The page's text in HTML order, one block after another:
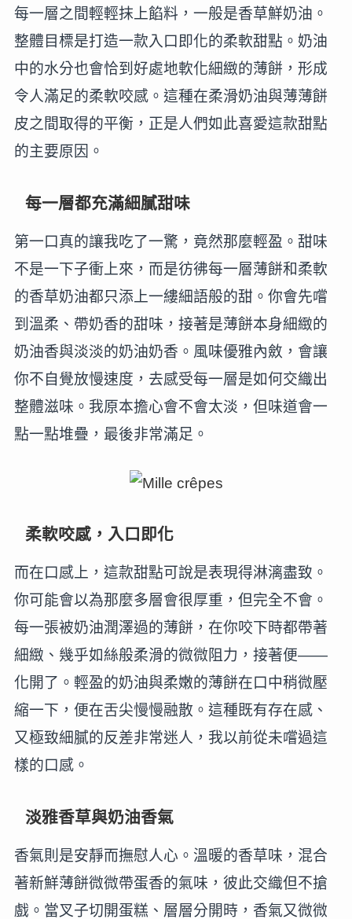
每一層之間輕輕抹上餡料，一般是香草鮮奶油。
整體目標是打造一款入口即化的柔軟甜點。奶油
中的水分也會恰到好處地軟化細緻的薄餅，形成
令人滿足的柔軟咬感。這種在柔滑奶油與薄薄餅
皮之間取得的平衡，正是人們如此喜愛這款甜點
的主要原因。
每一層都充滿細膩甜味
第一口真的讓我吃了一驚，竟然那麼輕盈。甜味
不是一下子衝上來，而是彷彿每一層薄餅和柔軟
的香草奶油都只添上一縷細語般的甜。你會先嚐
到溫柔、帶奶香的甜味，接著是薄餅本身細緻的
奶油香與淡淡的奶油奶香。風味優雅內斂，會讓
你不自覺放慢速度，去感受每一層是如何交織出
整體滋味。我原本擔心會不會太淡，但味道會一
點一點堆疊，最後非常滿足。
柔軟咬感，入口即化
而在口感上，這款甜點可說是表現得淋漓盡致。
你可能會以為那麼多層會很厚重，但完全不會。
每一張被奶油潤澤過的薄餅，在你咬下時都帶著
細緻、幾乎如絲般柔滑的微微阻力，接著便——
化開了。輕盈的奶油與柔嫩的薄餅在口中稍微壓
縮一下，便在舌尖慢慢融散。這種既有存在感、
又極致細膩的反差非常迷人，我以前從未嚐過這
樣的口感。
淡雅香草與奶油香氣
香氣則是安靜而撫慰人心。溫暖的香草味，混合
著新鮮薄餅微微帶蛋香的氣味，彼此交織但不搶
戲。當叉子切開蛋糕、層層分開時，香氣又微微